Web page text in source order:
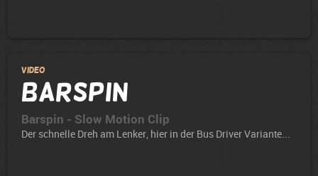
Video
Barspin
Barspin - Slow Motion Clip
Der schnelle Dreh am Lenker, hier in der Bus Driver Variante...